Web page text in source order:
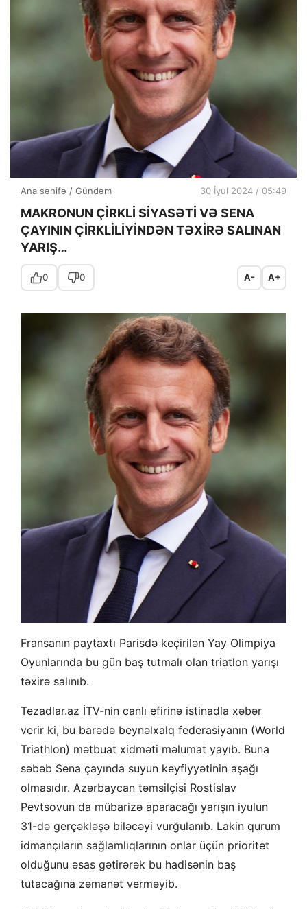
Ana səhifə / Gündəm 30 İyul 2024 / 05:49
MAKRONUN ÇİRKLİ SİYASƏTİ VƏ SENA
ÇAYININ ÇİRKLİLİYİNDƏN TƏXİRƏ SALINAN
YARIŞ…
0 0 A- A+
Fransanın paytaxtı Parisdə keçirilən Yay Olimpiya
Oyunlarında bu gün baş tutmalı olan triatlon yarışı
təxirə salınıb.
Tezadlar.az İTV-nin canlı efirinə istinadla xəbər
verir ki, bu barədə beynəlxalq federasiyanın (World
Triathlon) mətbuat xidməti məlumat yayıb. Buna
səbəb Sena çayında suyun keyfiyyətinin aşağı
olmasıdır. Azərbaycan təmsilçisi Rostislav
Pevtsovun da mübarizə aparacağı yarışın iyulun
31-də gerçəkləşə biləcəyi vurğulanıb. Lakin qurum
idmançıların sağlamlıqlarının onlar üçün prioritet
olduğunu əsas gətirərək bu hadisənin baş
tutacağına zəmanət verməyib.